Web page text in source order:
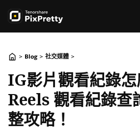
> Blog > 社交媒體 >
IG影片觀看紀錄
Reels 觀看紀錄查
整攻略！